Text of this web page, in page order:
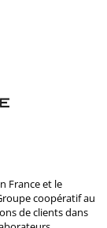
France et le
coopératif au
de clients dans